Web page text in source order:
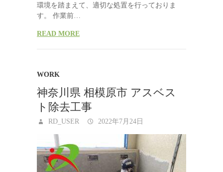
環境を踏まえて、適切な処置を行っておりま
す。 作業前…
READ MORE
WORK
神奈川県 相模原市 アスベス
ト除去工事
RD_USER 2022年7月24日